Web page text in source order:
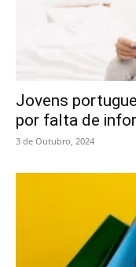
Jovens
por falta de
3 de Outubro, 2024